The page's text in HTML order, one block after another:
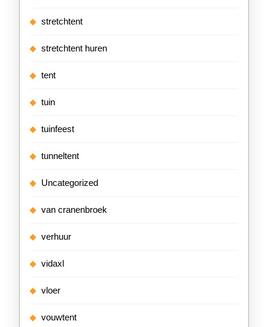
stretchtent
stretchtent huren
tent
tuin
tuinfeest
tunneltent
Uncategorized
van cranenbroek
verhuur
vidaxl
vloer
vouwtent